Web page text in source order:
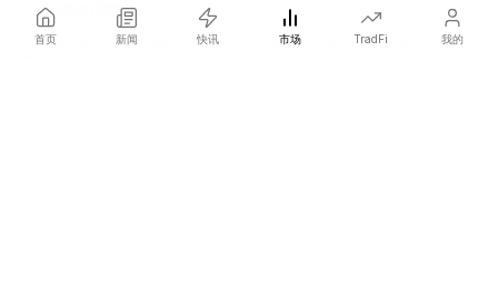
首页 新闻 快讯 市场 TradFi 我的
的加密货币新闻。
COINOTAG LLC · Shams Business Center, Sharjah, 839, UAE